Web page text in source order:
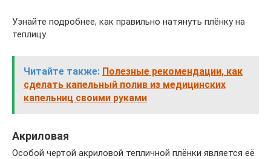
Узнайте подробнее, как правильно натянуть плёнку на
теплицу.
Читайте также: Полезные рекомендации, как
сделать капельный полив из медицинских
капельниц своими руками
Акриловая
Особой чертой акриловой тепличной плёнки является её